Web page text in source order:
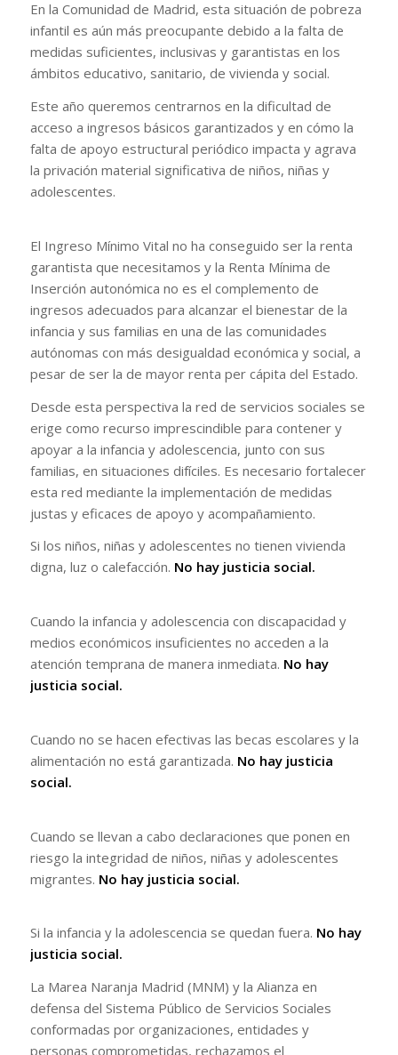
En la Comunidad de Madrid, esta situación de pobreza
infantil es aún más preocupante debido a la falta de
medidas suficientes, inclusivas y garantistas en los
ámbitos educativo, sanitario, de vivienda y social.
Este año queremos centrarnos en la dificultad de
acceso a ingresos básicos garantizados y en cómo la
falta de apoyo estructural periódico impacta y agrava
la privación material significativa de niños, niñas y
adolescentes.
El Ingreso Mínimo Vital no ha conseguido ser la renta
garantista que necesitamos y la Renta Mínima de
Inserción autonómica no es el complemento de
ingresos adecuados para alcanzar el bienestar de la
infancia y sus familias en una de las comunidades
autónomas con más desigualdad económica y social, a
pesar de ser la de mayor renta per cápita del Estado.
Desde esta perspectiva la red de servicios sociales se
erige como recurso imprescindible para contener y
apoyar a la infancia y adolescencia, junto con sus
familias, en situaciones difíciles. Es necesario fortalecer
esta red mediante la implementación de medidas
justas y eficaces de apoyo y acompañamiento.
Si los niños, niñas y adolescentes no tienen vivienda
digna, luz o calefacción. No hay justicia social.
Cuando la infancia y adolescencia con discapacidad y
medios económicos insuficientes no acceden a la
atención temprana de manera inmediata. No hay
justicia social.
Cuando no se hacen efectivas las becas escolares y la
alimentación no está garantizada. No hay justicia
social.
Cuando se llevan a cabo declaraciones que ponen en
riesgo la integridad de niños, niñas y adolescentes
migrantes. No hay justicia social.
Si la infancia y la adolescencia se quedan fuera. No hay
justicia social.
La Marea Naranja Madrid (MNM) y la Alianza en
defensa del Sistema Público de Servicios Sociales
conformadas por organizaciones, entidades y
personas comprometidas, rechazamos el